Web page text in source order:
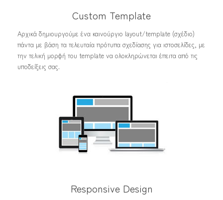
Custom Template
Αρχικά δημιουργούμε ένα καινούργιο layout/template (σχέδιο)
πάντα με βάση τα τελευταία πρότυπα σχεδίασης για ιστοσελίδες, με
την τελική μορφή του template να ολοκληρώνεται έπειτα από τις
υποδείξεις σας.
Responsive Design